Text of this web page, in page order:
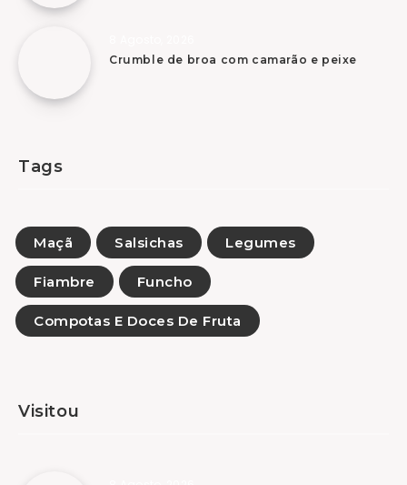
Crumble de broa com camarão e peixe
Tags
Maçã Salsichas Legumes
Fiambre Funcho
Compotas E Doces De Fruta
Visitou